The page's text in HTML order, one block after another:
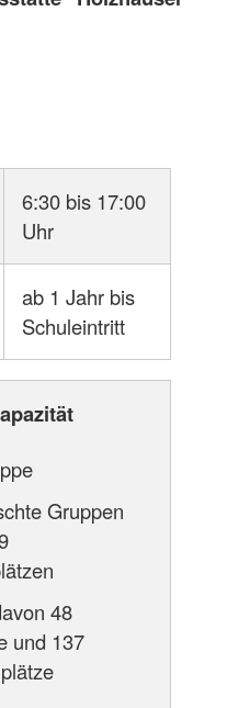
6:30 bis 17:00
Uhr
ab 1 Jahr bis
Schuleintritt
Gruppen
48
und 137